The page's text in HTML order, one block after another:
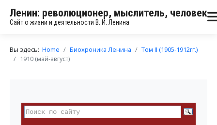
Ленин: революционер, мыслитель, человек
Сайт о жизни и деятельности В. И. Ленина
Вы здесь: Home Биохроника Ленина
Том II (1905-1912гг.)
1910 (май-август)